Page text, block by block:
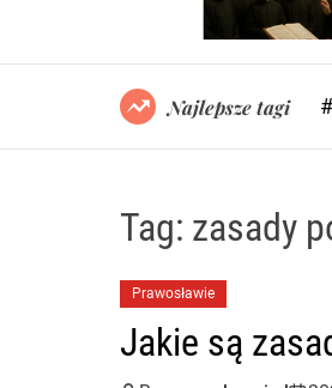
Najlepsze tagi
Tag: zasady
Prawosławie
Jakie są